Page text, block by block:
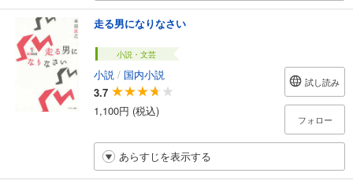
走る男になりなさい
小説・文芸
小説 / 国内小説
3.7
1,100円 (税込)
試し読み
フォロー
あらすじを表示する